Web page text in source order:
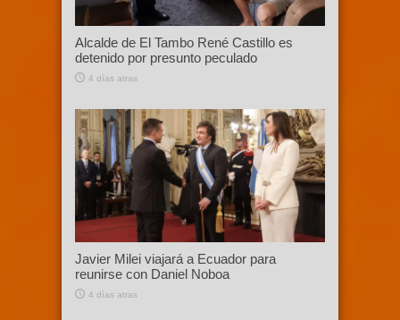
Alcalde de El Tambo René Castillo es
detenido por presunto peculado
4 días atras
Javier Milei viajará a Ecuador para
reunirse con Daniel Noboa
4 días atras